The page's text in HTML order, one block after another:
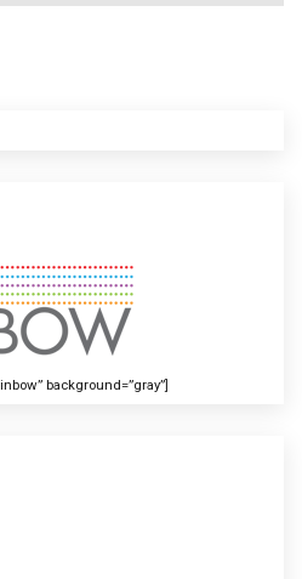
background=”gray”]